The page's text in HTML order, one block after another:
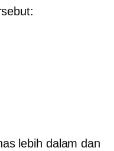
lebih dalam dan